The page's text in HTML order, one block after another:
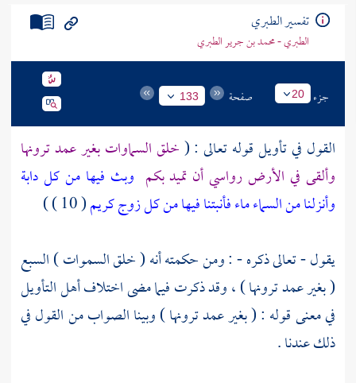
تفسير الطبري
الطبري - محمد بن جرير الطبري
جزء 20 صفحة 133
القول في تأويل قوله تعالى : (خلق السماوات بغير عمد ترونها
وألقى في الأرض رواسي أن تميد بكم وبث فيها من كل دابة
وأنزلنا من السماء ماء فأنبتنا فيها من كل زوج كريم( 10 ) )
يقول - تعالى ذكره - : ومن حكمته أنه ( خلق السموات ) السبع
( بغير عمد ترونها ) ، وقد ذكرت فيما مضى اختلاف أهل التأويل
في معنى قوله : ( بغير عمد ترونها ) وبينا الصواب من القول في
ذلك عندنا .